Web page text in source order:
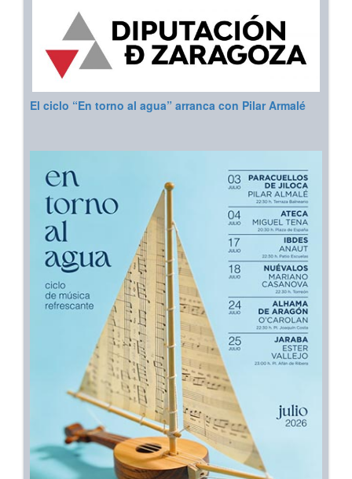
El ciclo “En torno al agua” arranca con Pilar Armalé